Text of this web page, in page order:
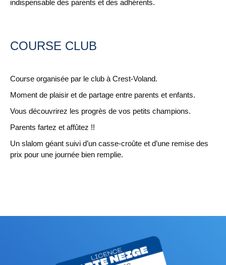
indispensable des parents et des adhérents.
COURSE CLUB
Course organisée par le club à Crest-Voland.
Moment de plaisir et de partage entre parents et enfants.
Vous découvrirez les progrès de vos petits champions.
Parents fartez et affûtez !!
Un slalom géant suivi d’un casse-croûte et d’une remise des
prix pour une journée bien remplie.